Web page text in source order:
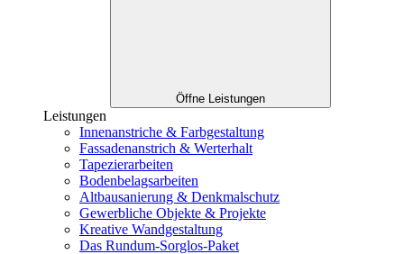
Öffne Leistungen
Leistungen
Innenanstriche & Farbgestaltung
Fassadenanstrich & Werterhalt
Tapezierarbeiten
Bodenbelagsarbeiten
Altbausanierung & Denkmalschutz
Gewerbliche Objekte & Projekte
Kreative Wandgestaltung
Das Rundum-Sorglos-Paket